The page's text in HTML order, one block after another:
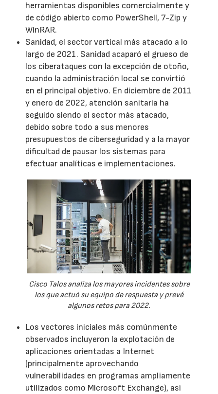
herramientas disponibles comercialmente y
de código abierto como PowerShell, 7-Zip y
WinRAR.
Sanidad, el sector vertical más atacado a lo
largo de 2021. Sanidad acaparó el grueso de
los ciberataques con la excepción de otoño,
cuando la administración local se convirtió
en el principal objetivo. En diciembre de 2011
y enero de 2022, atención sanitaria ha
seguido siendo el sector más atacado,
debido sobre todo a sus menores
presupuestos de ciberseguridad y a la mayor
dificultad de pausar los sistemas para
efectuar analíticas e implementaciones.
Cisco Talos analiza los mayores incidentes sobre
los que actuó su equipo de respuesta y prevé
algunos retos para 2022.
Los vectores iniciales más comúnmente
observados incluyeron la explotación de
aplicaciones orientadas a Internet
(principalmente aprovechando
vulnerabilidades en programas ampliamente
utilizados como Microsoft Exchange), así